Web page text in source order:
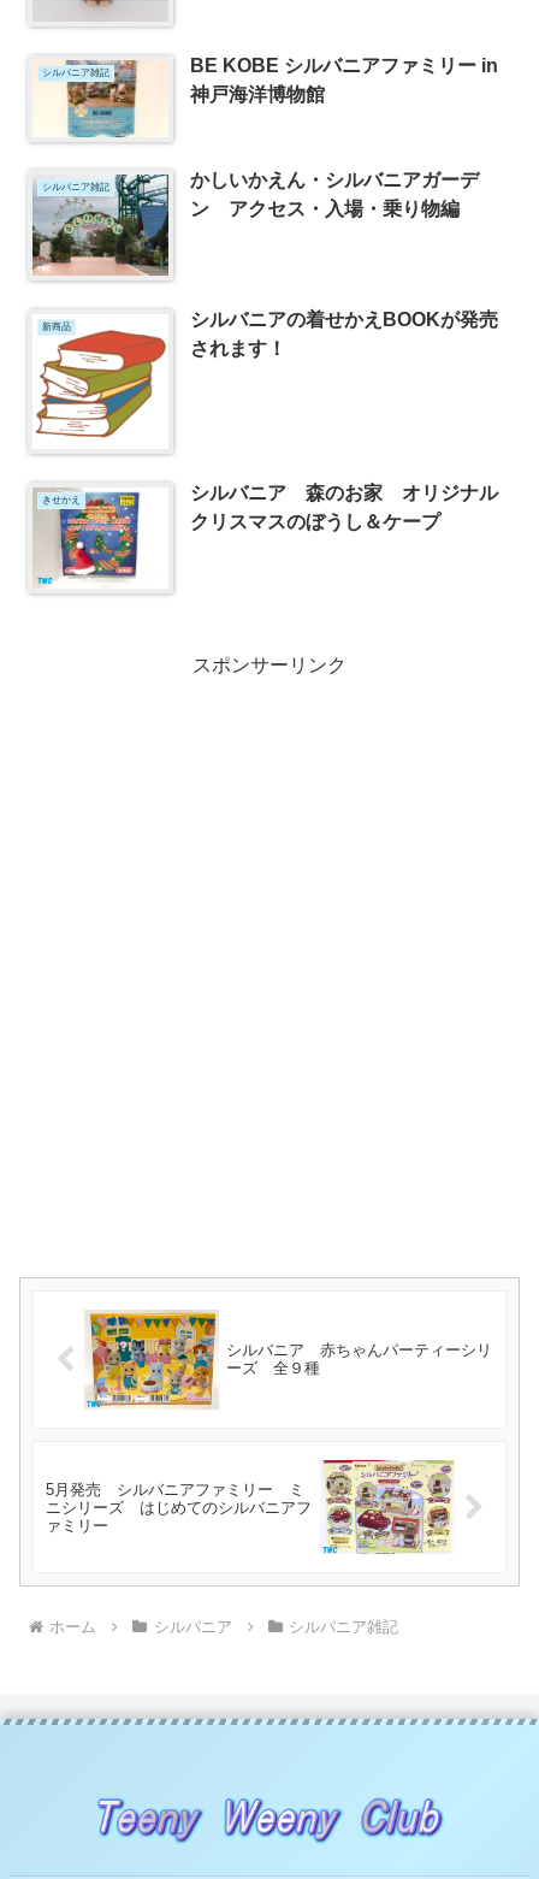
シルバニア雑記
BE KOBE シルバニアファミリー in
神戸海洋博物館
シルバニア雑記
かしいかえん・シルバニアガーデ
ン アクセス・入場・乗り物編
新商品
シルバニアの着せかえBOOKが発売
されます！
きせかえ
シルバニア 森のお家 オリジナル
クリスマスのぼうし＆ケープ
スポンサーリンク
シルバニア 赤ちゃんパーティーシリ
ーズ 全９種
5月発売 シルバニアファミリー ミ
ニシリーズ はじめてのシルバニアフ
ァミリー
ホーム シルバニア シルバニア雑記